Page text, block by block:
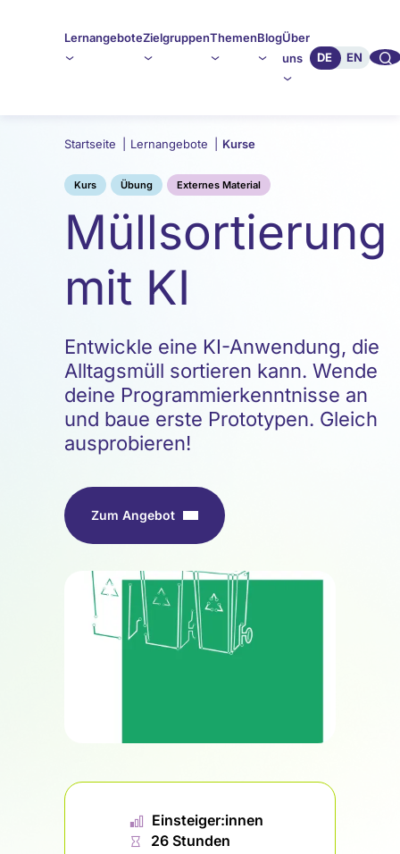
LernangeboteZielgruppenThemenBlogÜber
uns
DE EN 🔍︎︎
Startseite Lernangebote Kurse
Kurs Übung Externes Material
Müllsortierung
mit KI
Entwickle eine KI-Anwendung, die
Alltagsmüll sortieren kann. Wende
deine Programmierkenntnisse an
und baue erste Prototypen. Gleich
ausprobieren!
Zum Angebot
📊︎ Einsteiger:innen
⏱
26 Stunden